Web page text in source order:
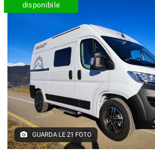
disponibile
GUARDA LE 21 FOTO